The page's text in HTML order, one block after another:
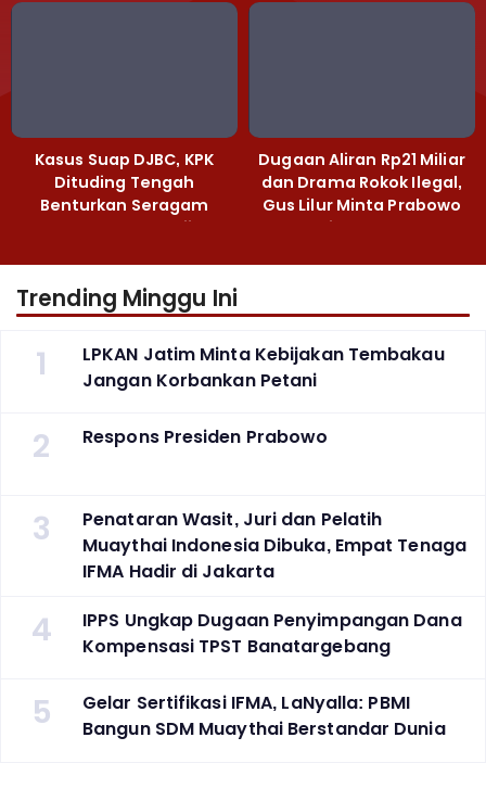
Kasus Suap DJBC, KPK
Dituding Tengah
Benturkan Seragam
Cokelat dengan Hijau
Dugaan Aliran Rp21 Miliar
dan Drama Rokok Ilegal,
Gus Lilur Minta Prabowo
Bertindak Tegas
Trending Minggu Ini
1
LPKAN Jatim Minta Kebijakan Tembakau
Jangan Korbankan Petani
2 Respons Presiden Prabowo
3
Penataran Wasit, Juri dan Pelatih
Muaythai Indonesia Dibuka, Empat Tenaga
IFMA Hadir di Jakarta
4
IPPS Ungkap Dugaan Penyimpangan Dana
Kompensasi TPST Banatargebang
5
Gelar Sertifikasi IFMA, LaNyalla: PBMI
Bangun SDM Muaythai Berstandar Dunia